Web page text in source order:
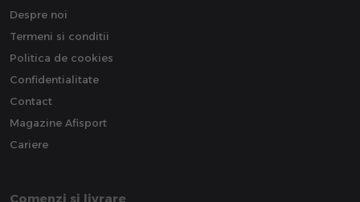
Despre noi
Termeni si conditii
Politica de cookies
Confidentialitate
Contact
Magazine Afisport
Cariere
Comenzi si livrare